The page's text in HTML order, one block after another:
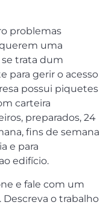
problemas
uma
trata dum
gerir o acesso
possui piquetes
carteira
preparados, 24
fins de semana
e para
edifício.
e fale com um
Descreva o trabalho